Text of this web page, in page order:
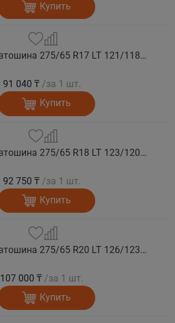
Купить
COMFORSER Автошина 275/65 R17 LT 121/118S CF1100 10PR RWL лето
91 040 ₸ /за 1 шт.
Купить
COMFORSER Автошина 275/65 R18 LT 123/120S CF1100 10PR RWL лето
92 750 ₸ /за 1 шт.
Купить
COMFORSER Автошина 275/65 R20 LT 126/123S CF1100 10PR RWL лето
107 000 ₸ /за 1 шт.
Купить